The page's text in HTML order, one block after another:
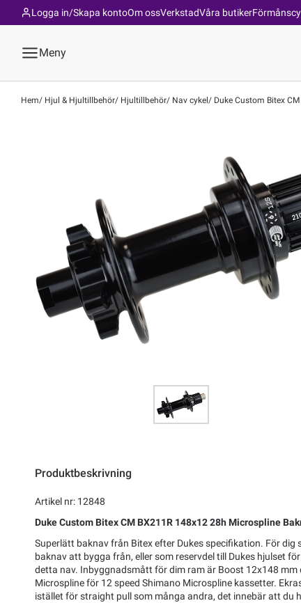
Om ossVerkstadVåra butiker
Logga in/Skapa konto
Meny
Hem Hjul & Hjultillbehör Hjultillbehör Nav cykel Duke Custom Bitex
Produktbeskrivning
Artikel nr: 12848
Duke Custom Bitex CM BX211R 148x12 28h Microspline
Superlätt baknav från Bitex efter Dukes specifikation. För dig
baknav att bygga från, eller som reservdel till Dukes hjulset
detta nav. Inbyggnadsmått för dim ram är Boost 12x148 mm
Microspline för 12 speed Shimano Microspline kassetter.
istället för straight pull som många andra, det innebär att du